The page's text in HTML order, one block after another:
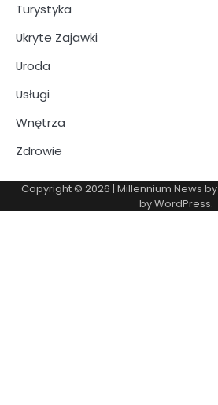
Turystyka
Ukryte Zajawki
Uroda
Usługi
Wnętrza
Zdrowie
Copyright © 2026 | Millennium News by
byWordPress.